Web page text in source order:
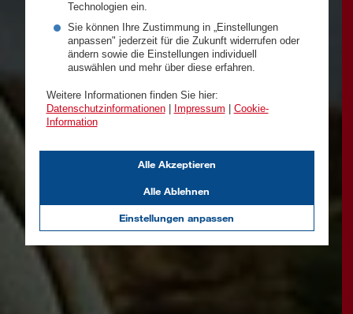
Technologien ein.
Sie können Ihre Zustimmung in „Einstellungen
anpassen" jederzeit für die Zukunft widerrufen oder
ändern sowie die Einstellungen individuell
auswählen und mehr über diese erfahren.
Weitere Informationen finden Sie hier:
Datenschutzinformationen| Impressum
Cookie-
Information
Einstellungen anpassen
Alle Ablehnen
Alle Akzeptieren